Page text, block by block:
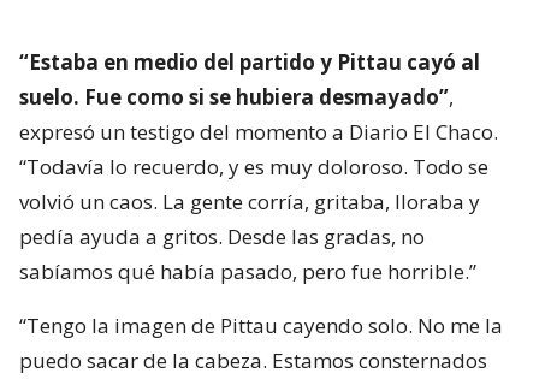
“Estaba en medio del partido y Pittau cayó al
suelo. Fue como si se hubiera desmayado”,
expresó un testigo del momento a Diario El Chaco.
“Todavía lo recuerdo, y es muy doloroso. Todo se
volvió un caos. La gente corría, gritaba, lloraba y
pedía ayuda a gritos. Desde las gradas, no
sabíamos qué había pasado, pero fue horrible.”
“Tengo la imagen de Pittau cayendo solo. No me la
puedo sacar de la cabeza. Estamos consternados